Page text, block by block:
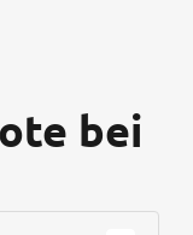
bei